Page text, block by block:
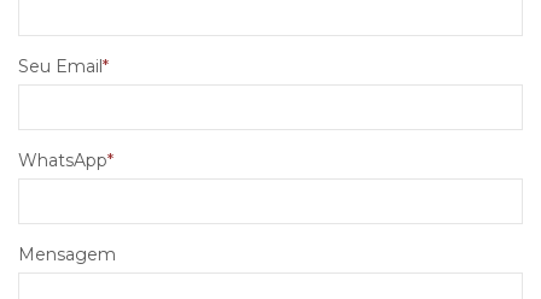
Seu Email
WhatsApp
Mensagem